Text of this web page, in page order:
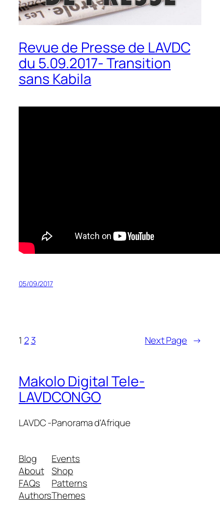
Revue de Presse de LAVDC
du 5.09.2017- Transition
sans Kabila
05/09/2017
1 2 3 Next Page →
Makolo Digital Tele-
LAVDCONGO
LAVDC -Panorama d'Afrique
Blog
About
FAQs
Authors
Events
Shop
Patterns
Themes